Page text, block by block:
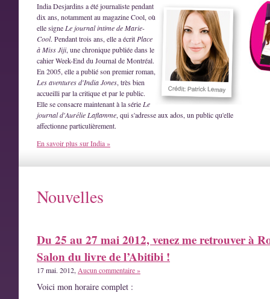
India Desjardins a été journaliste pendant
dix ans, notamment au magazine Cool, où
elle signe Le journal intime de Marie-
Cool. Pendant trois ans, elle a écrit Place
à Miss Jiji, une chronique publiée dans le
cahier Week-End du Journal de Montréal.
En 2005, elle a publié son premier roman,
Les aventures d'India Jones, très bien
accueilli par la critique et par le public.
Elle se consacre maintenant à la série Le
journal d'Aurélie Laflamme, qui s'adresse aux ados, un public qu'elle
affectionne particulièrement.
En savoir plus sur India »
Nouvelles
Du 25 au 27 mai 2012, venez me retrouver à
Salon du livre de l’Abitibi !
17 mai. 2012, Aucun commentaire »
Voici mon horaire complet :